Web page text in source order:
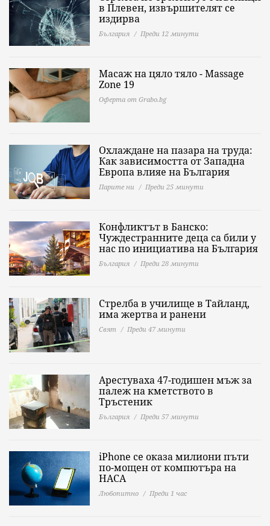
в Плевен, извършителят се
издирва
България Преди 12 минути
Масаж на цяло тяло - Massage
Zone 19
Оферта от Grabo.bg
Охлаждане на пазара на труда:
Как зависимостта от Западна
Европа влияе на България
Парите ни Преди 25 минути
Конфликтът в Банско:
Чуждестранните деца са били у
нас по инициатива на България
България Преди 28 минути
Стрелба в училище в Тайланд,
има жертва и ранени
Свят Преди 47 минути
Арестуваха 47-годишен мъж за
палеж на кметството в
Тръстеник
България Преди 57 минути
iPhone се оказа милиони пъти
по-мощен от компютъра на
НАСА
Любопитно Преди 1 час